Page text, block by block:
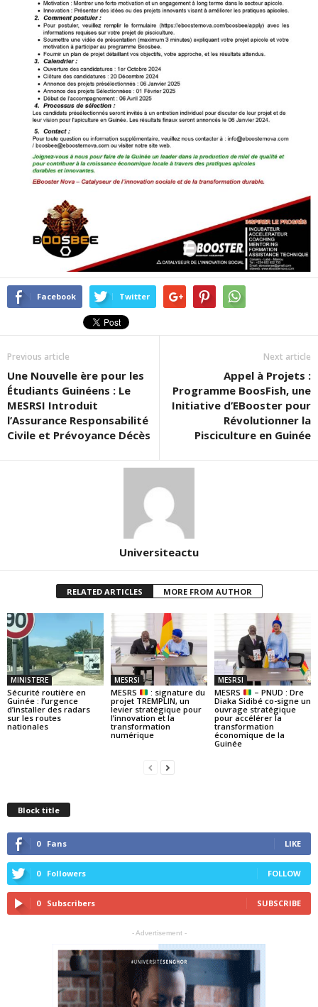
Facebook Twitter
Previous article
Une Nouvelle ère pour les
Étudiants Guinéens : Le
MESRSI Introduit
l’Assurance Responsabilité
Civile et Prévoyance Décès
Next article
Appel à Projets :
Programme BoosFish, une
Initiative d’EBooster pour
Révolutionner la
Pisciculture en Guinée
Universiteactu
RELATED ARTICLES MORE FROM AUTHOR
MINISTERE
Sécurité routière en
Guinée : l’urgence
d’installer des radars
sur les routes
nationales
MESRSI
MESRS
: signature du
projet TREMPLIN, un
levier stratégique pour
l’innovation et la
transformation
numérique
MESRSI
MESRS
– PNUD : Dre
Diaka Sidibé co-signe un
ouvrage stratégique
pour accélérer la
transformation
économique de la
Guinée
Block title
0 Fans LIKE
0 Followers FOLLOW
0 Subscribers SUBSCRIBE
- Advertisement -